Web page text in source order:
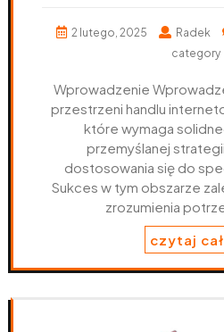
2 lutego, 2025 Radek
category
Wprowadzenie
przestrzeni handlu
które wymaga
przemyślanej
dostosowania się do
Sukces w tym obszarze
zrozumienia
czytaj